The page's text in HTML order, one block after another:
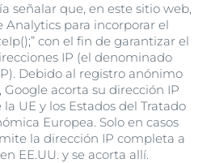
señalar que, en este sitio web,
Analytics para incorporar el
con el fin de garantizar el
IP (el denominado
Debido al registro anónimo
acorta su dirección IP
UE y los Estados del Tratado
Europea. Solo en casos
la dirección IP completa a
EE.UU. y se acorta allí.